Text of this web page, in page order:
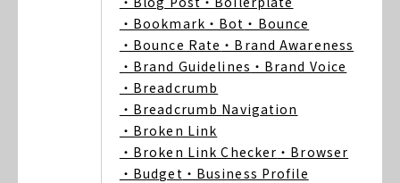
・Bookmark ・Bot ・Bounce
・Bounce Rate ・Brand Awareness
・Brand Guidelines ・Brand Voice
・Breadcrumb
・Breadcrumb Navigation
・Broken Link
・Broken Link Checker ・Browser
・Budget ・Business Profile